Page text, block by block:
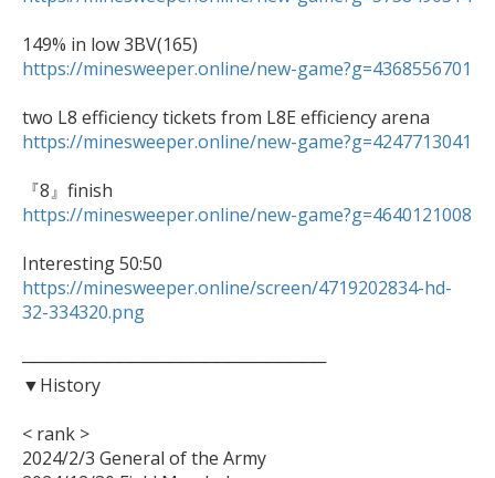
https://minesweeper.online/new-game?g=4368556701
https://minesweeper.online/new-game?g=4247713041
https://minesweeper.online/new-game?g=4640121008
https://minesweeper.online/screen/4719202834-hd-
32-334320.png
─────────────────────────
▼History
< rank >
2024/2/3 General of the Army